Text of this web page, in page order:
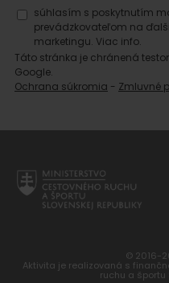
súhlasím s poskytnutím
prevádzkovateľom na
marketingu. Viac info.
Táto stránka je chránená
Google.
Ochrana súkromia - Zmluvné
© 2016-
Aktivita je realizovaná s
ruchu a športu